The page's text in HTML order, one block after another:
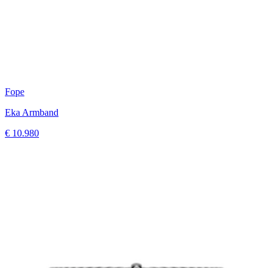
Fope
Eka Armband
€ 10.980